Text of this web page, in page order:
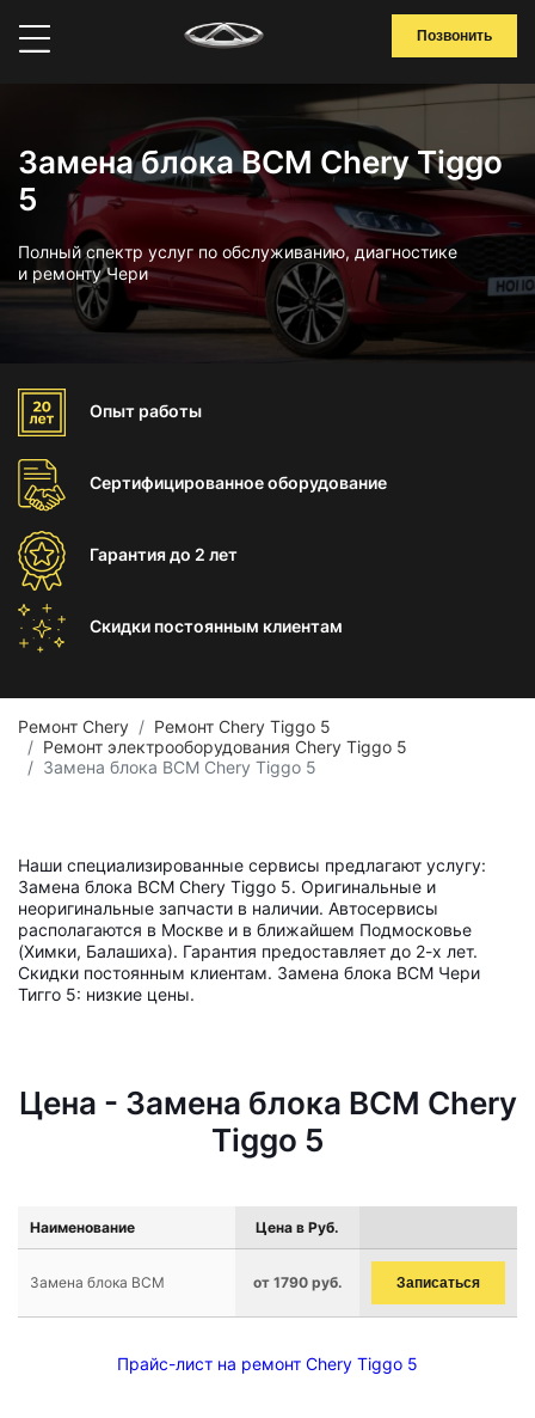
Позвонить
Замена блока BCM Chery Tiggo
5
Полный спектр услуг по обслуживанию, диагностике
и ремонту Чери
Опыт работы
Сертифицированноеоборудование
Гарантиядо 2 лет
Скидки постоянным клиентам
Ремонт Chery
Ремонт Chery Tiggo 5
Ремонт электрооборудования Chery Tiggo 5
Замена блока BCM Chery Tiggo 5
Наши специализированные сервисы предлагают услугу:
Замена блока BCM Chery Tiggo 5. Оригинальные и
неоригинальные запчасти в наличии. Автосервисы
располагаются в Москве и в ближайшем Подмосковье
(Химки, Балашиха). Гарантия предоставляет до 2-х лет.
Скидки постоянным клиентам. Замена блока BCM Чери
Тигго 5: низкие цены.
Цена - Замена блока BCM Chery
Tiggo 5
Наименование Цена в Руб.
Замена блока BCM от 1790 руб. Записаться
Прайс-лист на ремонт Chery Tiggo 5